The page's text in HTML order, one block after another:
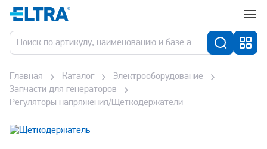
Главная Каталог
Электрооборудование
Запчасти для генераторов
Регуляторы напряжения/Щеткодержатели